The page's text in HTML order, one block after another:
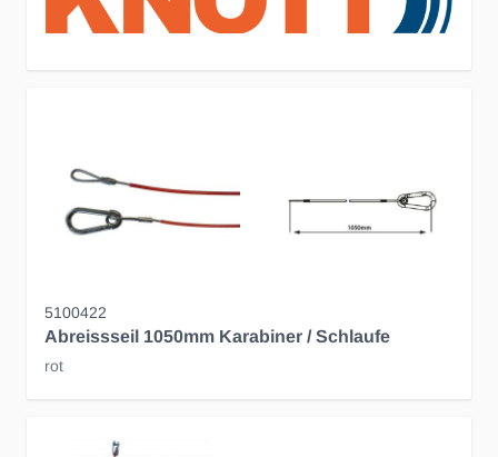
5100422
Abreissseil 1050mm Karabiner / Schlaufe
rot